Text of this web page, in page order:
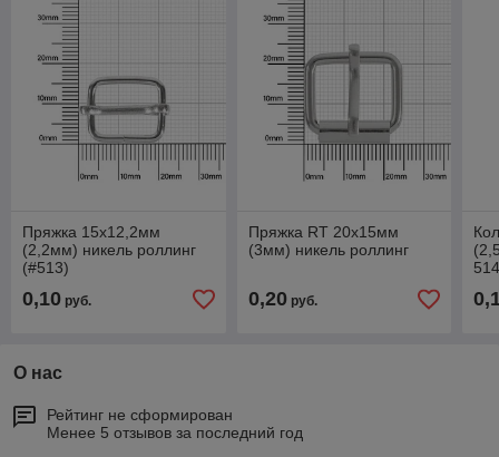
Пряжка 15х12,2мм
(2,2мм) никель роллинг
(#513)
0,10 руб.
Пряжка RT 20х15мм
(3мм) никель роллинг
0,20руб.
О нас
Рейтинг не сформирован
Менее 5 отзывов за последний год